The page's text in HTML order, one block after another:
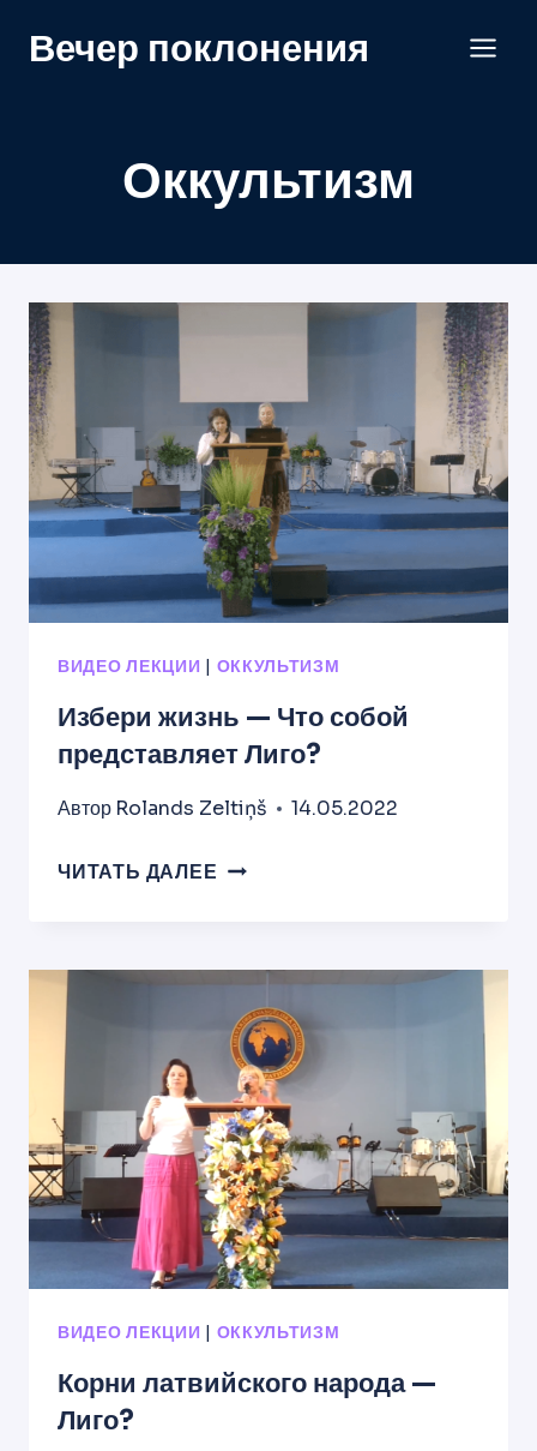
Вечер поклонения
Оккультизм
ВИДЕО ЛЕКЦИИ | ОККУЛЬТИЗМ
Избери жизнь — Что собой
представляет Лиго?
Автор Rolands Zeltiņš 14.05.2022
ЧИТАТЬ ДАЛЕЕ ИЗБЕРИ
ЧТО
ПРЕДСТАВЛЯЕТ
ЛИГО?
ВИДЕО ЛЕКЦИИ ОККУЛЬТИЗМ
Корни латвийского народа —
Лиго?